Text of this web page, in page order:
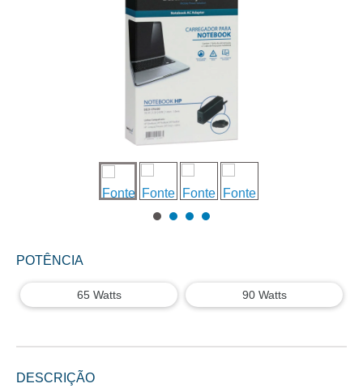
POTÊNCIA
65 Watts 90 Watts
DESCRIÇÃO